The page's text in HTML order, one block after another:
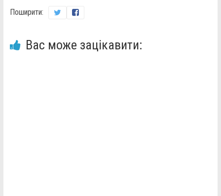
Поширити:
Вас може зацікавити: